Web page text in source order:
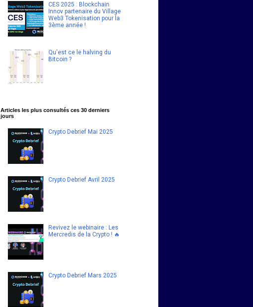
CES 2025 : Blockchain
Innov partenaire du Village
Web3 Tokenisation pour la
3ème année !
Qu'est ce le halving du
Bitcoin ?
Articles les plus consultés ces 30 derniers
jours
Crypto Debrief Mai 2025
Crypto Debrief Avril 2025
Revivez le webinaire : Les
Mercredis de la Crypto ! 🔥
Crypto Debrief Mars 2025